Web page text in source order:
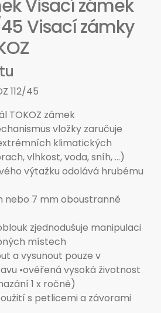
Visací zámek
45 Visací zámky
112/45
TOKOZ zámek
vložky zaručuje
klimatických
vlhkost, voda, sníh, ...)
výtažku odolává hrubému
nebo 7 mm oboustranně
zjednodušuje manipulaci
místech
a vysunout pouze v
•ověřená vysoká životnost
1 x ročně)
s petlicemi a závorami